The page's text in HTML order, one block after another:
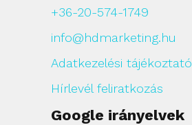
+36-20-574-1749
info@hdmarketing.hu
Adatkezelési tájékoztató
Hírlevél feliratkozás
Google irányelvek